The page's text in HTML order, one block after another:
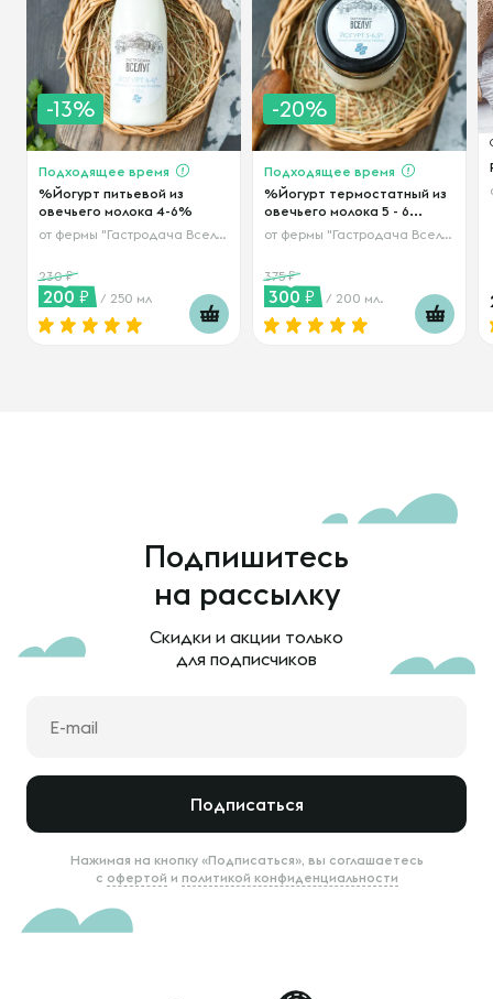
-13%
Подходящее время
%Йогурт питьевой из
овечьего молока 4-6%
от фермы "Гастродача Вселуг"
230
200 / 250 мл
-20%
Подходящее время
%Йогурт термостатный из
овечьего молока 5 - 6...
от фермы "Гастродача Вселуг"
375
300 / 200 мл.
Подпишитесь
на рассылку
Скидки и акции только
для подписчиков
Подписаться
Нажимая на кнопку «Подписаться», вы соглашаетесь
с офертой и политикой конфиденциальности